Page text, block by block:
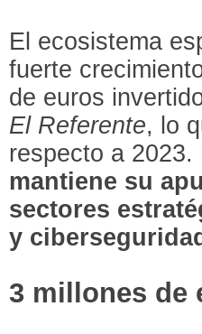
El ecosistema
fuerte
de euros
El Referente, lo
respecto a
mantiene su
sectores
y
3 millones de